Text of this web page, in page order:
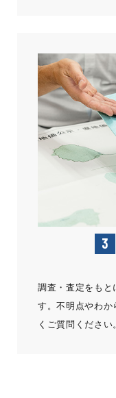
調査・査定をもと
す。不明点やわか
くご質問ください